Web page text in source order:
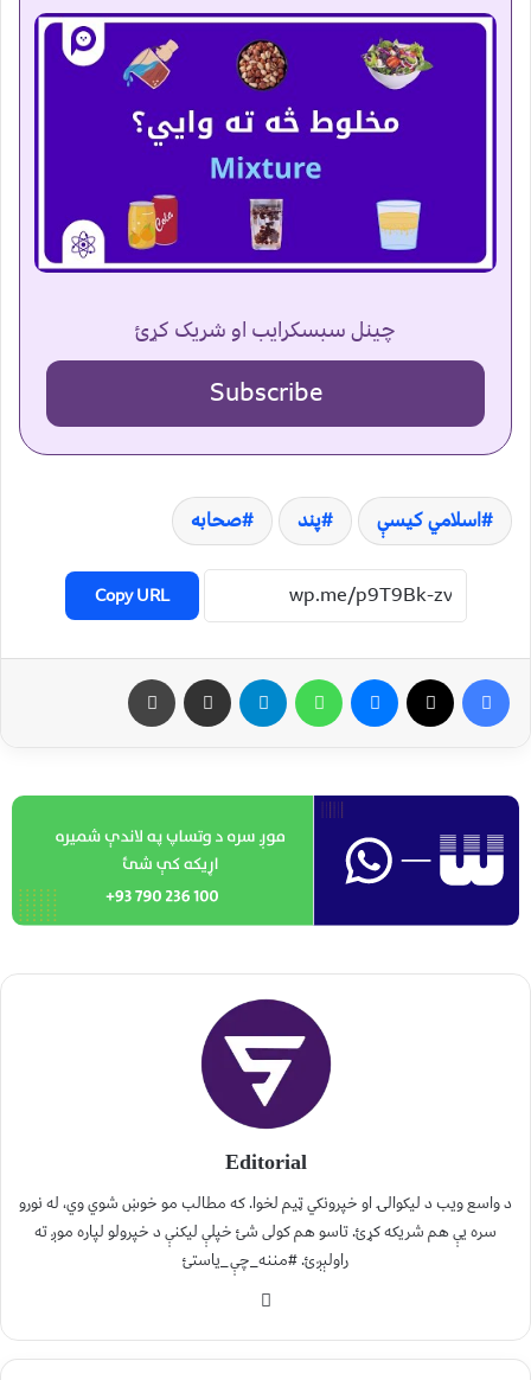
چینل سبسکرایب او شریک کړئ
Subscribe
اسلامي کیسې پند صحابه
Copy URL
Editorial
د واسع ویب د لیکوالۍ او خپرونکي ټیم لخوا. که مطالب مو خوښ شوي وي، له نورو
سره یې هم شریکه کړئ. تاسو هم کولی شئ خپلې لیکنې د خپرولو لپاره موږ ته
راولېږئ. #مننه_چې_یاستئ